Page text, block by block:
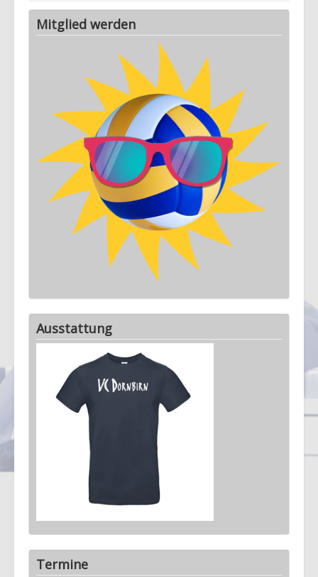
Mitglied werden
Ausstattung
Termine